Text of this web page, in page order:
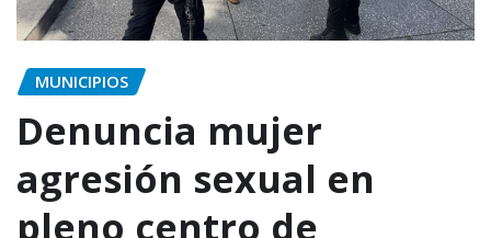
MUNICIPIOS
Denuncia mujer
agresión sexual en
pleno centro de